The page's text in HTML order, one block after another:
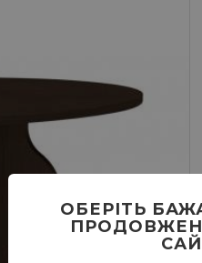
ОБЕРІТЬ